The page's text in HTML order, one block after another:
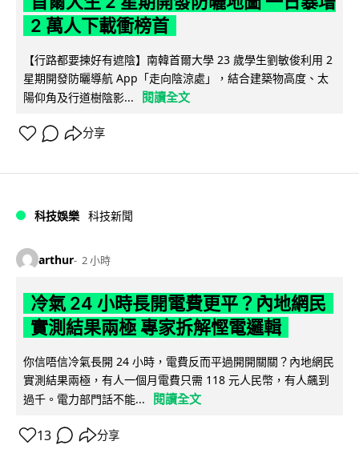
2 萬人下載衝榜首
【行路都要揀好有遮陰】南韓首爾大學 23 歲學生劉敏俊利用 2
星期開發防曬導航 App「走向陰涼處」，結合建築物高度、太
陽仰角及行道樹陰影...
閱讀全文
分享
科技娛樂 科技新聞
arthur 2 小時
冷氣 24 小時長開電費更平？內地網民
實測結果兩極 專家拆解慳電邏輯
你信唔信冷氣長開 24 小時，電費反而平過開開關關？內地網民
實測結果兩極，有人一個月電費只需 118 元人民幣，有人飆到
過千。電力部門話不能...
閱讀全文
13 分享